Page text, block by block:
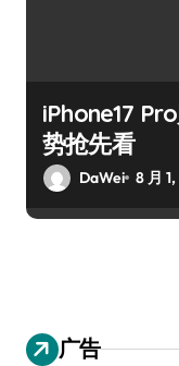
iPhone17
势抢先看
DaWei 8 月
广告